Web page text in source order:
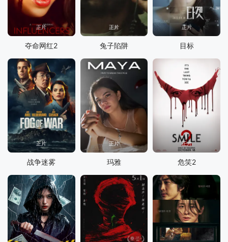
正片
夺命网红2
正片
兔子陷阱
正片
目标
正片
战争迷雾
正片
玛雅
正片
危笑2